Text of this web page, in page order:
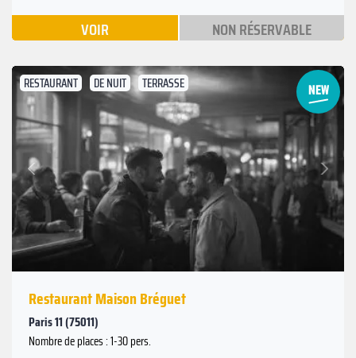
VOIR NON RÉSERVABLE
RESTAURANT DE NUIT TERRASSE
Précédent
Suivant
Restaurant Maison Bréguet
Paris 11 (75011)
Nombre de places : 1-30 pers.